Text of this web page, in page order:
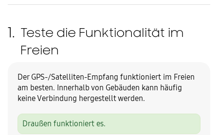
1. Teste die Funktionalität im
Freien
Der GPS-/Satelliten-Empfang funktioniert im Freien
am besten. Innerhalb von Gebäuden kann häufig
keine Verbindung hergestellt werden.
Draußen funktioniert es.